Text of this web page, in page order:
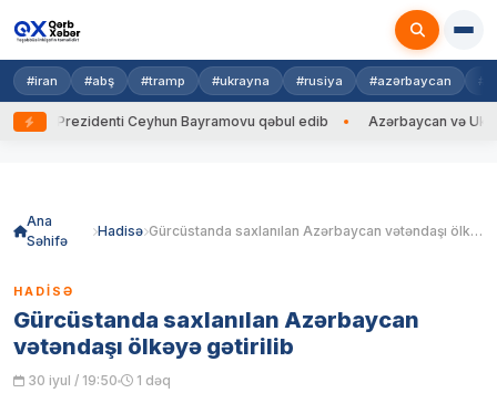
#iran #abş #tramp #ukrayna #rusiya #azərbaycan
Prezidenti Ceyhun Bayramovu qəbul edib Azərbaycan və Ukrayna
Ana
Səhifə
Hadisə Gürcüstanda saxlanılan Azərbaycan vətəndaşı ölkəyə gətirilib
HADISƏ
Gürcüstanda saxlanılan Azərbaycan
vətəndaşı ölkəyə gətirilib
30 iyul / 19:50 1 dəq